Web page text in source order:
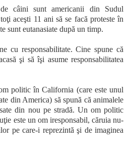
câini sunt americanii din Sudul
aceşti 11 ani să se facă proteste în
sunt eutanasiate după un timp.
cu responsabilitate. Cine spune că
şi să îşi asume responsabilitatea
politic în California (care este unul
din America) să spună că animalele
din nou pe stradă. Un om politic
este un om iresponsabil, căruia nu-
pe care-i reprezintă şi de imaginea